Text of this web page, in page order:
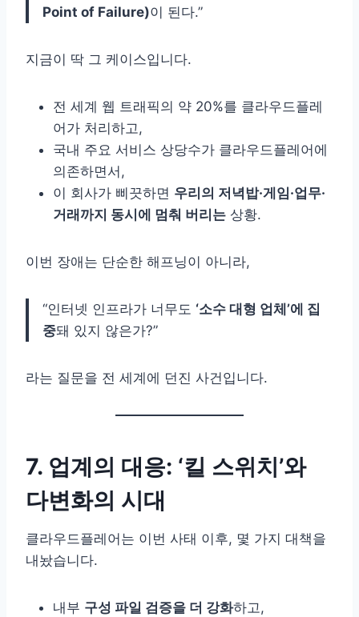
Point of Failure)이 된다.”
지금이 딱 그 케이스입니다.
전 세계 웹 트래픽의 약 20%를 클라우드플레
어가 처리하고,
국내 주요 서비스 상당수가 클라우드플레어에
의존하면서,
이 회사가 삐끗하면 우리의 저녁밥·게임·업무·
거래까지 동시에 멈춰 버리는 상황.
이번 장애는 단순한 해프닝이 아니라,
“인터넷 인프라가 너무도 ‘소수 대형 업체’에 집
중돼 있지 않은가?”
라는 질문을 전 세계에 던진 사건입니다.
7. 업계의 대응: ‘킬 스위치’와
다변화의 시대
클라우드플레어는 이번 사태 이후, 몇 가지 대책을
내놨습니다.
내부 구성 파일 검증을 더 강화하고,